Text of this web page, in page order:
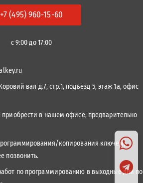
+7 (495) 960-15-60
с 9:00 до 17:00
вал д.7, стр.1, подъезд 5, этаж 1а, офис
в нашем офисе, предварительно
копирования ключей,
позвонить.
по программированию в выходные дни по